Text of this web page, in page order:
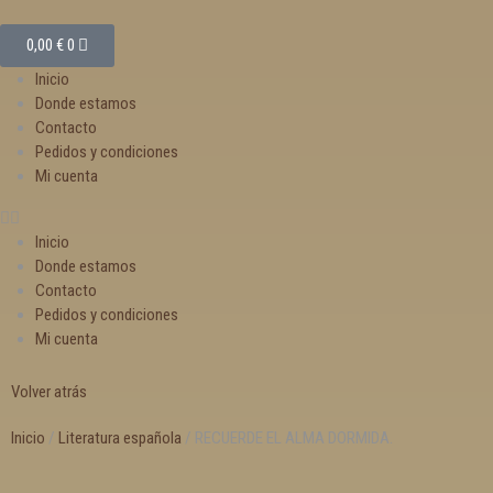
0,00 €0
Inicio
Donde estamos
Contacto
Pedidos y condiciones
Mi cuenta
Inicio
Donde estamos
Contacto
Pedidos y condiciones
Mi cuenta
Volver atrás
Inicio / Literatura española / RECUERDE EL ALMA DORMIDA.